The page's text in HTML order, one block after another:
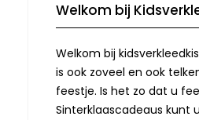
Welkom bij
Welkom bij
is ook zoveel en ook
feestje. Is het zo dat u
Sinterklaascadeaus kunt